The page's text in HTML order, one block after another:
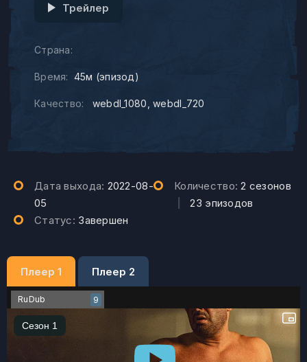
Страна:
Время: 45м (эпизод)
Качество: webdl_1080 webdl_720
Трейлер
Дата выхода: 2022-08-
05
Количество:2 сезонов
|23 эпизодов
Статус: Завершен
Плеер 1 Плеер 2
RuDub 9